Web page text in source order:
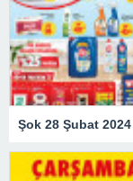
Şok 28 Şubat